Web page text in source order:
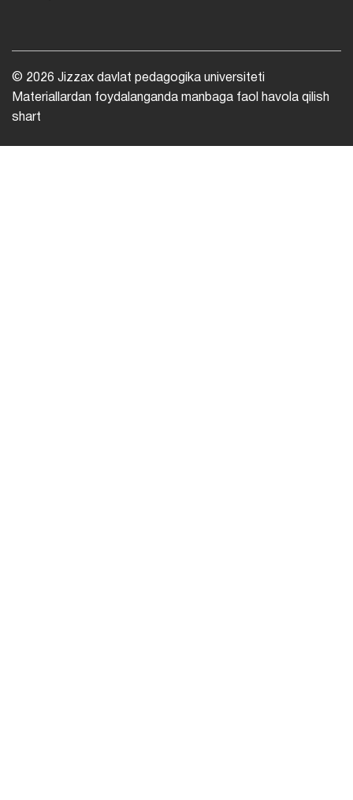
© 2026 Jizzax davlat pedagogika universiteti
Materiallardan foydalanganda manbaga faol havola qilish
shart